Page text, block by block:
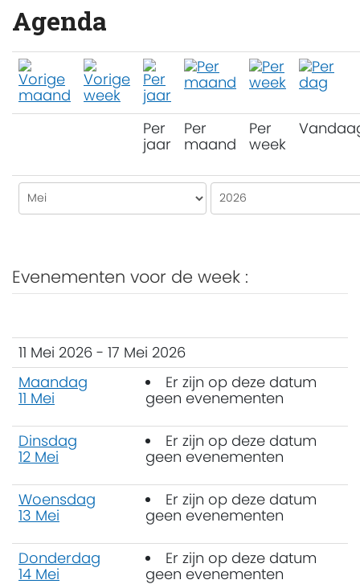
Agenda
Per
jaar
Per
maand
Per
week
Evenementen voor de week :
11 Mei 2026 - 17 Mei 2026
Maandag
11 Mei
Er zijn op deze datum
geen evenementen
Dinsdag
12 Mei
Er zijn op deze datum
geen evenementen
Woensdag
13 Mei
Er zijn op deze datum
geen evenementen
Donderdag
14 Mei
Er zijn op deze datum
geen evenementen